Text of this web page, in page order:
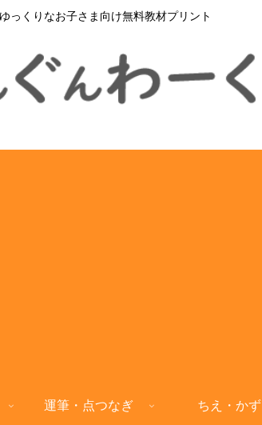
っくりなお子さま向け無料教材プリント
運筆・点つなぎ ちえ・かず